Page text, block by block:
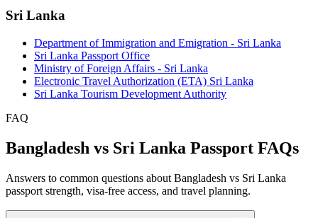
Sri Lanka
Department of Immigration and Emigration - Sri Lanka
Sri Lanka Passport Office
Ministry of Foreign Affairs - Sri Lanka
Electronic Travel Authorization (ETA) Sri Lanka
Sri Lanka Tourism Development Authority
FAQ
Bangladesh vs Sri Lanka Passport FAQs
Answers to common questions about Bangladesh vs Sri Lanka
passport strength, visa-free access, and travel planning.